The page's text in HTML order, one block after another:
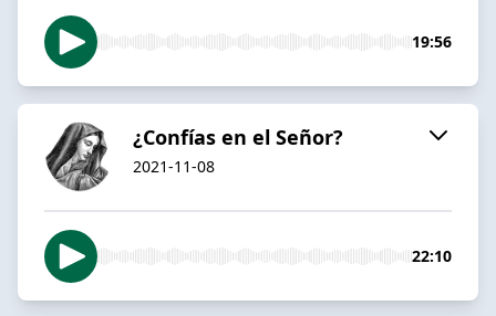
19:56
¿Confías en el Señor?
2021-11-08
22:10